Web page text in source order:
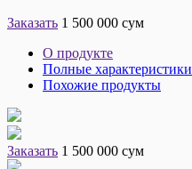
Заказать 1 500 000 сум
О продукте
Полные характеристики
Похожие продукты
Заказать 1 500 000 сум